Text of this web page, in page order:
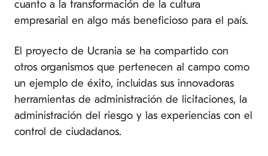
cuanto a la transformación de la cultura
empresarial en algo más beneficioso para el país.
El proyecto de Ucrania se ha compartido con
otros organismos que pertenecen al campo como
un ejemplo de éxito, incluidas sus innovadoras
herramientas de administración de licitaciones, la
administración del riesgo y las experiencias con el
control de ciudadanos.